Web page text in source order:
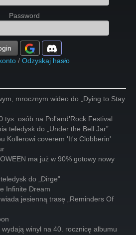
Password
/ Odzyskaj hasło
mrocznym wideo do „Dying to Stay
tys. osób na Pol'and'Rock Festival
teledysk do „Under the Bell Jar”
Kollerowi coverem 'It's Clobberin'
ma już w 90% gotowy nowy
do „Dirge”
Infinite Dream
jesienną trasę „Reminders Of
winyl na 40. rocznicę albumu